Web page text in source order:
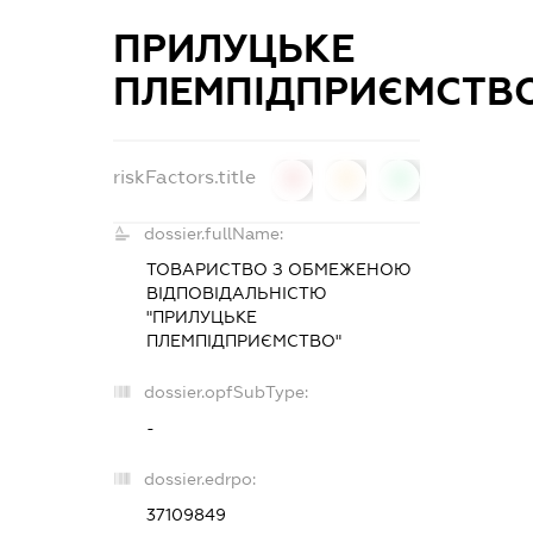
ПРИЛУЦЬКЕ
riskFactors.title
dossier.fullName:
ТОВАРИСТВО З ОБМЕЖЕНОЮ
ВІДПОВІДАЛЬНІСТЮ
"ПРИЛУЦЬКЕ
ПЛЕМПІДПРИЄМСТВО"
dossier.opfSubType:
-
dossier.edrpo:
37109849